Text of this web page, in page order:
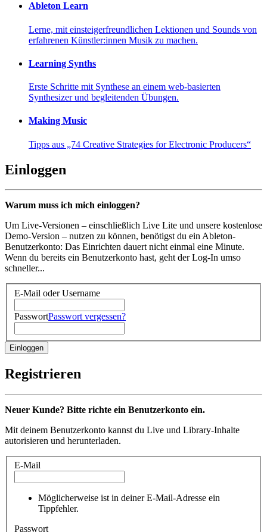
Ableton Learn
Lerne, mit einsteigerfreundlichen Lektionen und Sounds von
erfahrenen Künstler:innen Musik zu machen.
Learning Synths
Erste Schritte mit Synthese an einem web-basierten
Synthesizer und begleitenden Übungen.
Making Music
Tipps aus „74 Creative Strategies for Electronic Producers“
Einloggen
Warum muss ich mich einloggen?
Um Live-Versionen – einschließlich Live Lite und unsere kostenlose
Demo-Version – nutzen zu können, benötigst du ein Ableton-
Benutzerkonto: Das Einrichten dauert nicht einmal eine Minute.
Wenn du bereits ein Benutzerkonto hast, geht der Log-In umso
schneller...
E-Mail oder Username
PasswortPasswort vergessen?
Registrieren
Neuer Kunde? Bitte richte ein Benutzerkonto ein.
Mit deinem Benutzerkonto kannst du Live und Library-Inhalte
autorisieren und herunterladen.
E-Mail
Möglicherweise ist in deiner E-Mail-Adresse ein
Tippfehler.
Passwort